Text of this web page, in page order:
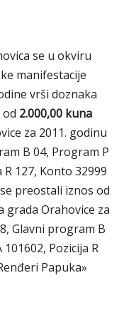
se u okviru
manifestacije
vrši doznaka
2.000,00 kuna
za 2011. godinu
B 04, Program P
127, Konto 32999
preostali iznos od
Orahovice za
Glavni program B
Pozicija R
Papuka»